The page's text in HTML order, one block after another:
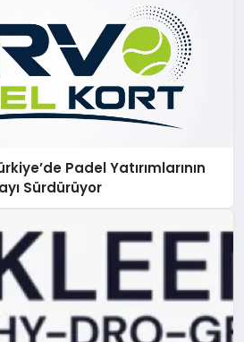
Padel Yatırımlarının
Sürdürüyor